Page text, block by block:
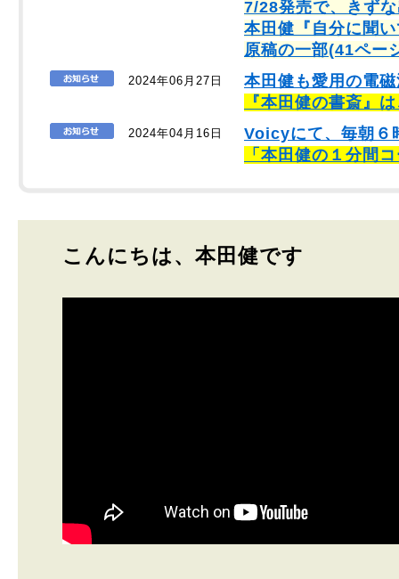
7/28発売で、きず
本田健『自分に聞
原稿の一部(41ペー
2024年06月27日
本田健も愛用の電
『本田健の書斎』
2024年04月16日
Voicyにて、毎朝６
「本田健の１分間
こんにちは、本田健です